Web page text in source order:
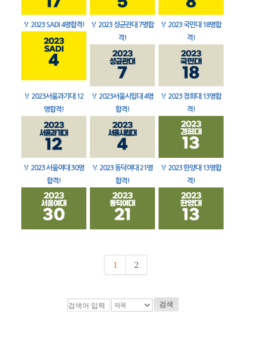
🏅 2023 SADI 4명합격! 🏅 2023 성균관대 7명합
격!
🏅 2023 국민대 18명합
격!
🏅 2023서울과기대 12
명합격!
🏅 2023서울시립대 4명
합격!
🏅 2023 경희대 13명합
격!
🏅 2023 서울여대 30명
합격!
🏅 2023 동덕여대 21명
합격!
🏅 2023 한양대 13명합
격!
1 2
검색